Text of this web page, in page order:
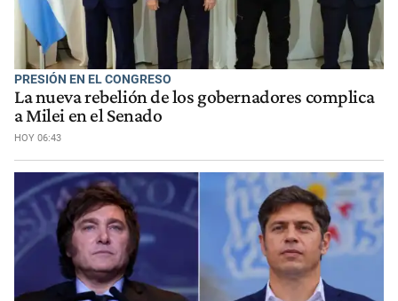
PRESIÓN EN EL CONGRESO
La nueva rebelión de los gobernadores complica
a Milei en el Senado
HOY 06:43